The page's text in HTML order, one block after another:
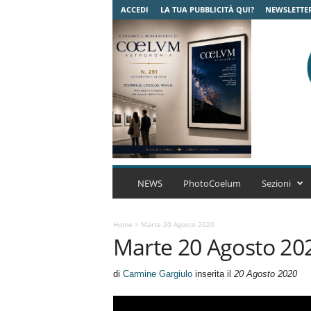
ACCEDI LA TUA PUBBLICITÀ QUI?
C
A
t
r
NEWS PhotoCoelum Sezioni
Home > Marte 20 Agosto 2020
Marte 20 Agosto
di Carmine Gargiuloinserita il 20 Agosto 2020